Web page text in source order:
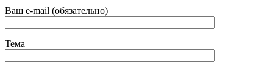
Ваш e-mail (обязательно)
Тема